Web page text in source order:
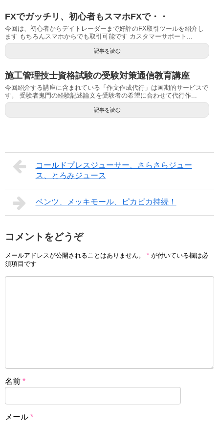
FXでガッチリ、初心者もスマホFXで・・
今回は、初心者からデイトレーダーまで好評のFX取引ツールを紹介し
ます もちろんスマホからでも取引可能です カスタマーサポート...
記事を読む
施工管理技士資格試験の受験対策通信教育講座
今回紹介する講座に含まれている「作文作成代行」は画期的サービスで
す。 受験者鬼門の経験記述論文を受験者の希望に合わせて代行作...
記事を読む
コールドプレスジューサー、さらさらジュー
ス、とろみジュース
ベンツ、メッキモール、ピカピカ持続！
コメントをどうぞ
メールアドレスが公開されることはありません。 * が付いている欄は必
須項目です
名前 *
メール *